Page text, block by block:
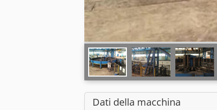
Dati della macchina